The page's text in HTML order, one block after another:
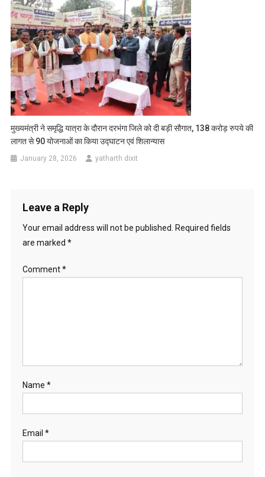
मुख्यमंत्री ने समृद्धि यात्रा के दौरान दरभंगा जिले को दी बड़ी सौगात, 138 करोड़ रुपये की
लागत से 90 योजनाओं का किया उद्घाटन एवं शिलान्यास
January 28, 2026 yatharth dixit
Leave a Reply
Your email address will not be published.
Required fields
are marked *
Comment*
Name *
Email *